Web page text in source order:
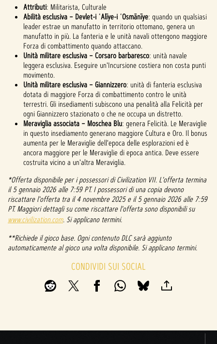
Attributi: Militarista, Culturale
Abilità esclusiva – Devlet-i ʿAlīye-i ʿOsmānīye: quando un qualsiasi
leader estrae un manufatto in territorio ottomano, genera un
manufatto in più. La fanteria e le unità navali ottengono maggiore
Forza di combattimento quando attaccano.
Unità militare esclusiva – Corsaro barbaresco: unità navale
leggera esclusiva. Eseguire un'Incursione costiera non costa punti
movimento.
Unità militare esclusiva – Giannizzero: unità di fanteria esclusiva
dotata di maggiore Forza di combattimento contro le unità
terrestri. Gli insediamenti subiscono una penalità alla Felicità per
ogni Giannizzero stazionato o che ne occupa un distretto.
Meraviglia associata – Moschea Blu: genera Felicità. Le Meraviglie
in questo insediamento generano maggiore Cultura e Oro. Il bonus
aumenta per le Meraviglie dell'epoca delle esplorazioni ed è
ancora maggiore per le Meraviglie di epoca antica. Deve essere
costruita vicino a un'altra Meraviglia.
*Offerta disponibile per i possessori di Civilization VII. L'offerta termina
il 5 gennaio 2026 alle 7:59 PT. I possessori di una copia devono
riscattare l'offerta tra il 4 novembre 2025 e il 5 gennaio 2026 alle 7:59
PT. Maggiori dettagli su come riscattare l'offerta sono disponibili su
www.civilization.com. Si applicano termini.
**Richiede il gioco base. Ogni contenuto DLC sarà aggiunto
automaticamente al gioco una volta disponibile. Si applicano termini.
CONDIVIDI SUI SOCIAL